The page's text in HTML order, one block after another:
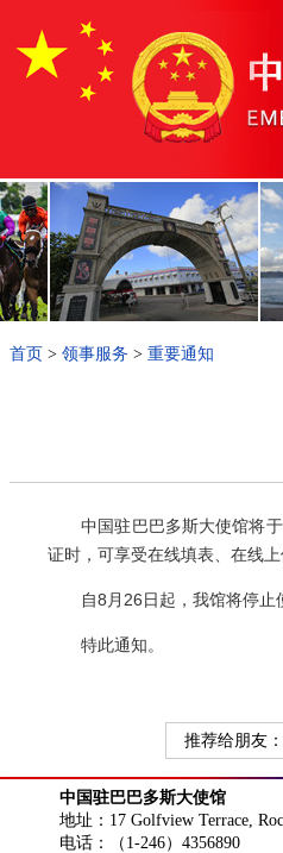
首页 > 领事服务 > 重要通知
中国驻巴巴多斯大使馆将于
证时，可享受在线填表、在线
自8月26日起，我馆将停止使
特此通知。
推荐给朋友：
中国驻巴巴多斯大使馆
地址：17 Golfview Terrace,
电话：（1-246）4356890